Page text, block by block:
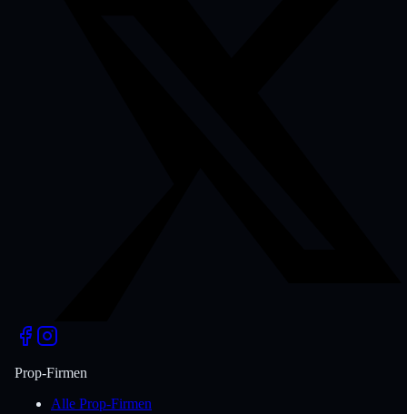
Prop-Firmen
Alle Prop-Firmen